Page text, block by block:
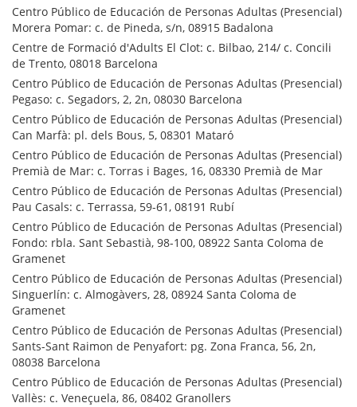
Centro Público de Educación de Personas Adultas (Presencial)
Morera Pomar: c. de Pineda, s/n, 08915 Badalona
Centre de Formació d'Adults El Clot: c. Bilbao, 214/ c. Concili
de Trento, 08018 Barcelona
Centro Público de Educación de Personas Adultas (Presencial)
Pegaso: c. Segadors, 2, 2n, 08030 Barcelona
Centro Público de Educación de Personas Adultas (Presencial)
Can Marfà: pl. dels Bous, 5, 08301 Mataró
Centro Público de Educación de Personas Adultas (Presencial)
Premià de Mar: c. Torras i Bages, 16, 08330 Premià de Mar
Centro Público de Educación de Personas Adultas (Presencial)
Pau Casals: c. Terrassa, 59-61, 08191 Rubí
Centro Público de Educación de Personas Adultas (Presencial)
Fondo: rbla. Sant Sebastià, 98-100, 08922 Santa Coloma de
Gramenet
Centro Público de Educación de Personas Adultas (Presencial)
Singuerlín: c. Almogàvers, 28, 08924 Santa Coloma de
Gramenet
Centro Público de Educación de Personas Adultas (Presencial)
Sants-Sant Raimon de Penyafort: pg. Zona Franca, 56, 2n,
08038 Barcelona
Centro Público de Educación de Personas Adultas (Presencial)
Vallès: c. Veneçuela, 86, 08402 Granollers